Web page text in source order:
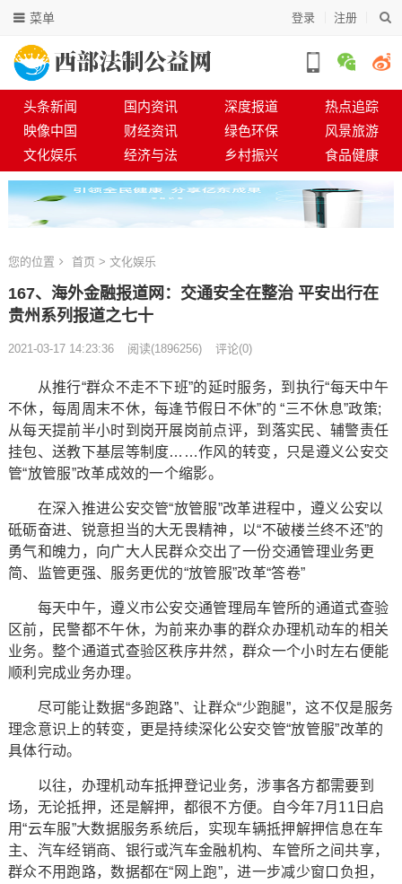
登录 注册
菜单
头条新闻 国内资讯 深度报道
热点追踪
映像中国
财经资讯 绿色环保
风景旅游
文化娱乐
经济与法 乡村振兴 食品健康
您的位置 首页 > 文化娱乐
167、海外金融报道网：交通安全在整治 平安出行在
贵州系列报道之七十
2021-03-17 14:23:36 阅读(1896256) 评论(0)
从推行“群众不走不下班”的延时服务，到执行“每天中午
不休，每周周末不休，每逢节假日不休”的 “三不休息”政策;
从每天提前半小时到岗开展岗前点评，到落实民、辅警责任
挂包、送教下基层等制度……作风的转变，只是遵义公安交
管“放管服”改革成效的一个缩影。
在深入推进公安交管“放管服”改革进程中，遵义公安以
砥砺奋进、锐意担当的大无畏精神，以“不破楼兰终不还”的
勇气和魄力，向广大人民群众交出了一份交通管理业务更
简、监管更强、服务更优的“放管服”改革“答卷”
每天中午，遵义市公安交通管理局车管所的通道式查验
区前，民警都不午休，为前来办事的群众办理机动车的相关
业务。整个通道式查验区秩序井然，群众一个小时左右便能
顺利完成业务办理。
尽可能让数据“多跑路”、让群众“少跑腿”，这不仅是服务
理念意识上的转变，更是持续深化公安交管“放管服”改革的
具体行动。
以往，办理机动车抵押登记业务，涉事各方都需要到
场，无论抵押，还是解押，都很不方便。自今年7月11日启
用“云车服”大数据服务系统后，实现车辆抵押解押信息在车
主、汽车经销商、银行或汽车金融机构、车管所之间共享，
群众不用跑路，数据都在“网上跑”，进一步减少窗口负担，